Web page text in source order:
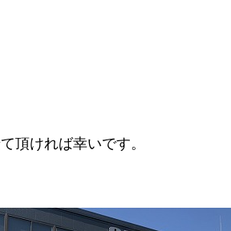
頂ければ幸いです。